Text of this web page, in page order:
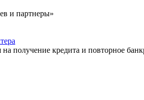
и партнеры»
получение кредита и повторное